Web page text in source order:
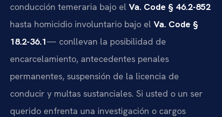
conducción temeraria bajo el Va. Code § 46.2-852
hasta homicidio involuntario bajo el Va. Code §
18.2-36.1— conllevan la posibilidad de
encarcelamiento, antecedentes penales
permanentes, suspensión de la licencia de
conducir y multas sustanciales. Si usted o un ser
querido enfrenta una investigación o cargos